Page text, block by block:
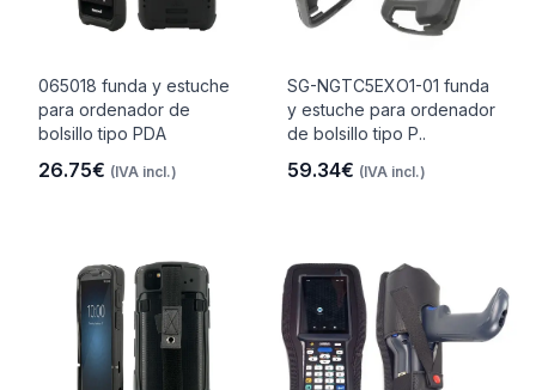
065018 funda y estuche
para ordenador de
bolsillo tipo PDA
26.75€ (IVA incl.)
SG-NGTC5EXO1-01 funda
y estuche para ordenador
de bolsillo tipo P..
59.34€ (IVA incl.)